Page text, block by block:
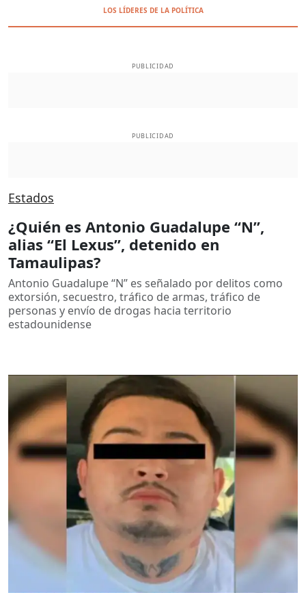
LOS LÍDERES DE LA POLÍTICA
PUBLICIDAD
PUBLICIDAD
Estados
¿Quién es Antonio Guadalupe “N”,
alias “El Lexus”, detenido en
Tamaulipas?
Antonio Guadalupe “N” es señalado por delitos como
extorsión, secuestro, tráfico de armas, tráfico de
personas y envío de drogas hacia territorio
estadounidense